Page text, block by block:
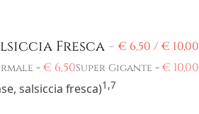
Fresca € 6,50 / € 10,00
-€ 6,50Super Gigante -€ 10,00
salsiccia fresca)1,7